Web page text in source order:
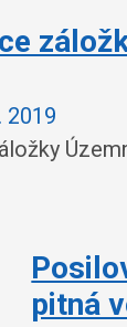
2019
pitná